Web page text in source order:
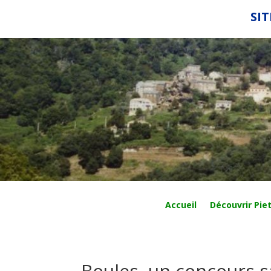
Accueil Découvrir